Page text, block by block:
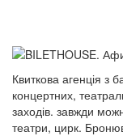
Квиткова агенція з
концертних,
заходів. завжди
театри, цирк.